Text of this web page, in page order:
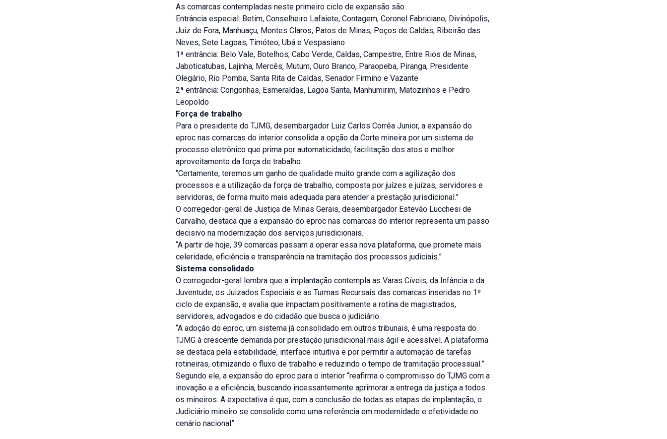
As comarcas contempladas neste primeiro ciclo de expansão são:
Entrância especial: Betim, Conselheiro Lafaiete, Contagem, Coronel Fabriciano, Divinópolis,
Juiz de Fora, Manhuaçu, Montes Claros, Patos de Minas, Poços de Caldas, Ribeirão das
Neves, Sete Lagoas, Timóteo, Ubá e Vespasiano
1ª entrância: Belo Vale, Botelhos, Cabo Verde, Caldas, Campestre, Entre Rios de Minas,
Jaboticatubas, Lajinha, Mercês, Mutum, Ouro Branco, Paraopeba, Piranga, Presidente
Olegário, Rio Pomba, Santa Rita de Caldas, Senador Firmino e Vazante
2ª entrância: Congonhas, Esmeraldas, Lagoa Santa, Manhumirim, Matozinhos e Pedro
Leopoldo
Força de trabalho
Para o presidente do TJMG, desembargador Luiz Carlos Corrêa Junior, a expansão do
eproc nas comarcas do interior consolida a opção da Corte mineira por um sistema de
processo eletrônico que prima por automaticidade, facilitação dos atos e melhor
aproveitamento da força de trabalho.
“Certamente, teremos um ganho de qualidade muito grande com a agilização dos
processos e a utilização da força de trabalho, composta por juízes e juízas, servidores e
servidoras, de forma muito mais adequada para atender a prestação jurisdicional.”
O corregedor-geral de Justiça de Minas Gerais, desembargador Estevão Lucchesi de
Carvalho, destaca que a expansão do eproc nas comarcas do interior representa um passo
decisivo na modernização dos serviços jurisdicionais.
“A partir de hoje, 39 comarcas passam a operar essa nova plataforma, que promete mais
celeridade, eficiência e transparência na tramitação dos processos judiciais.”
Sistema consolidado
O corregedor-geral lembra que a implantação contempla as Varas Cíveis, da Infância e da
Juventude, os Juizados Especiais e as Turmas Recursais das comarcas inseridas no 1º
ciclo de expansão, e avalia que impactam positivamente a rotina de magistrados,
servidores, advogados e do cidadão que busca o judiciário.
“A adoção do eproc, um sistema já consolidado em outros tribunais, é uma resposta do
TJMG à crescente demanda por prestação jurisdicional mais ágil e acessível. A plataforma
se destaca pela estabilidade, interface intuitiva e por permitir a automação de tarefas
rotineiras, otimizando o fluxo de trabalho e reduzindo o tempo de tramitação processual.”
Segundo ele, a expansão do eproc para o interior “reafirma o compromisso do TJMG com a
inovação e a eficiência, buscando incessantemente aprimorar a entrega da justiça a todos
os mineiros. A expectativa é que, com a conclusão de todas as etapas de implantação, o
Judiciário mineiro se consolide como uma referência em modernidade e efetividade no
cenário nacional”.